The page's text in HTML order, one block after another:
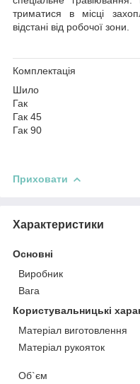
триматися в місці
відстані від робочої зони.
Комплектація
Шило
Гак
Гак 45
Гак 90
Приховати
Характеристики
Основні
Виробник
Вага
Користувальницькі
Матеріал виготовлення
Матеріал рукояток
Об`єм